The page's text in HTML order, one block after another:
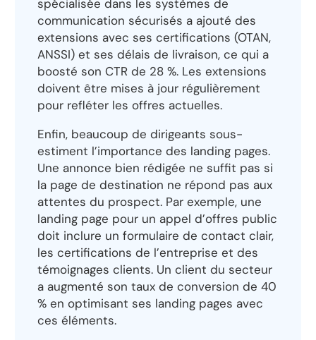
spécialisée dans les systèmes de
communication sécurisés a ajouté des
extensions avec ses certifications (OTAN,
ANSSI) et ses délais de livraison, ce qui a
boosté son CTR de 28 %. Les extensions
doivent être mises à jour régulièrement
pour refléter les offres actuelles.
Enfin, beaucoup de dirigeants sous-
estiment l’importance des landing pages.
Une annonce bien rédigée ne suffit pas si
la page de destination ne répond pas aux
attentes du prospect. Par exemple, une
landing page pour un appel d’offres public
doit inclure un formulaire de contact clair,
les certifications de l’entreprise et des
témoignages clients. Un client du secteur
a augmenté son taux de conversion de 40
% en optimisant ses landing pages avec
ces éléments.